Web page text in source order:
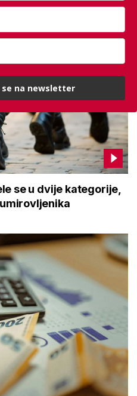
se u dvije kategorije,
na newsletter